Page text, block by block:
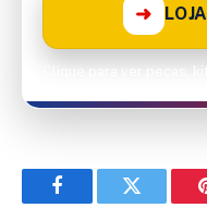
➜
FacebookTwitter